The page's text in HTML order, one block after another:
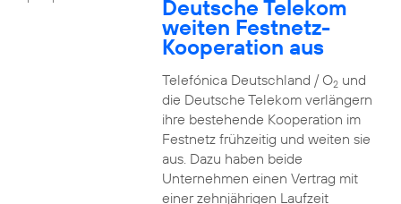
Deutsche Telekom
weiten Festnetz-
Kooperation aus
Telefónica Deutschland / O2und
die Deutsche Telekom verlängern
ihre bestehende Kooperation im
Festnetz frühzeitig und weiten sie
aus. Dazu haben beide
Unternehmen einen Vertrag mit
einer zehnjährigen Laufzeit